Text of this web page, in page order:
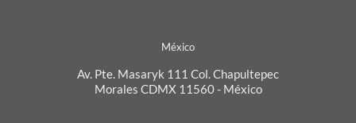
México
Av. Pte. Masaryk 111 Col. Chapultepec
Morales CDMX 11560 - México